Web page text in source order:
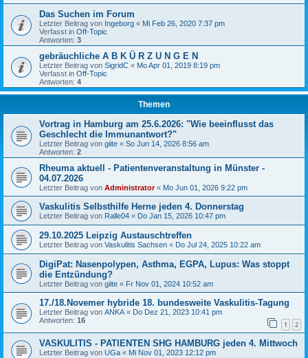
Das Suchen im Forum
Letzter Beitrag von Ingeborg « Mi Feb 26, 2020 7:37 pm
Verfasst in Off-Topic
Antworten: 3
gebräuchliche A B K Ü R Z U N G E N
Letzter Beitrag von SigridC « Mo Apr 01, 2019 8:19 pm
Verfasst in Off-Topic
Antworten: 4
Themen
Vortrag in Hamburg am 25.6.2026: "Wie beeinflusst das
Geschlecht die Immunantwort?"
Letzter Beitrag von giite « So Jun 14, 2026 8:56 am
Antworten: 2
Rheuma aktuell - Patientenveranstaltung in Münster -
04.07.2026
Letzter Beitrag von Administrator« Mo Jun 01, 2026 9:22 pm
Vaskulitis Selbsthilfe Herne jeden 4. Donnerstag
Letzter Beitrag von Ralle04 « Do Jan 15, 2026 10:47 pm
29.10.2025 Leipzig Austauschtreffen
Letzter Beitrag von Vaskulitis Sachsen « Do Jul 24, 2025 10:22 am
DigiPat: Nasenpolypen, Asthma, EGPA, Lupus: Was stoppt
die Entzündung?
Letzter Beitrag von giite « Fr Nov 01, 2024 10:52 am
17./18.Novemer hybride 18. bundesweite Vaskulitis-Tagung
Letzter Beitrag von ANKA « Do Dez 21, 2023 10:41 pm
Antworten: 16 1 2
VASKULITIS - PATIENTEN SHG HAMBURG jeden 4. Mittwoch
Letzter Beitrag von UGa « Mi Nov 01, 2023 12:12 pm